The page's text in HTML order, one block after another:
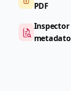
PDF
Inspector